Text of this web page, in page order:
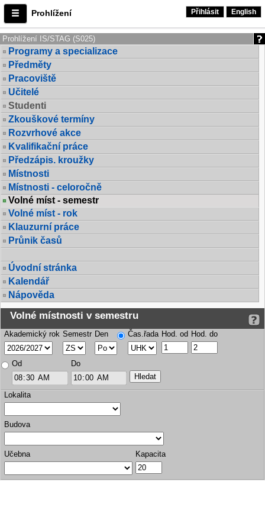
Prohlížení Přihlásit English
Prohlížení IS/STAG (S025)
Programy a specializace
Předměty
Pracoviště
Učitelé
Studenti
Zkouškové termíny
Rozvrhové akce
Kvalifikační práce
Předzápis. kroužky
Místnosti
Místnosti - celoročně
Volné míst - semestr
Volné míst - rok
Klauzurní práce
Průnik časů
Úvodní stránka
Kalendář
Nápověda
Volné místnosti v semestru
Akademický rok Semestr Den Čas.řada Hod. od Hod. do
Od Do
Lokalita
Budova
Učebna Kapacita